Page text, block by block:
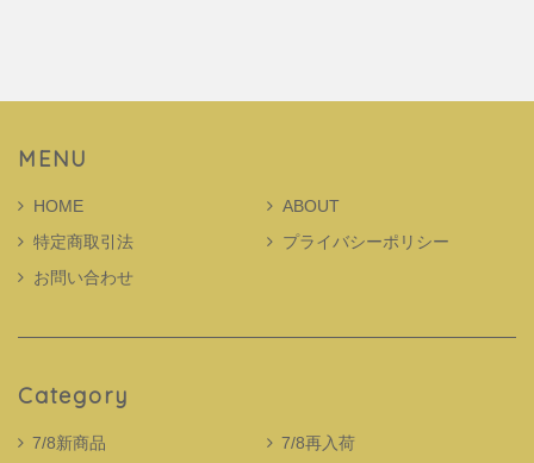
MENU
HOME
ABOUT
特定商取引法
プライバシーポリシー
お問い合わせ
Category
7/8新商品
7/8再入荷